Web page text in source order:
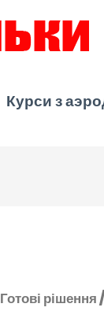
Курси з
Готові рішення/